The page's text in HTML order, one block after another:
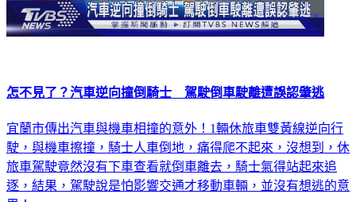
怎不見了？汽車逆向撞倒騎士 駕駛倒車駛離遭誤認肇逃
宜蘭市傳出汽車與機車相撞的意外！1輛休旅車雙黃線逆向行
駛，與機車擦撞，騎士人車倒地，痛得爬不起來，沒想到，休
旅車駕駛竟然沒有下車查看就倒車離去，騎士氣得站起來追
逐，結果，駕駛說是怕影響交通才移動車輛，並沒有想逃的意